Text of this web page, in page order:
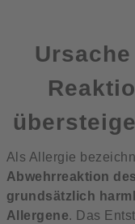
Als Allergie
Abwehrreaktion
grundsätzlich
Allergene. Das